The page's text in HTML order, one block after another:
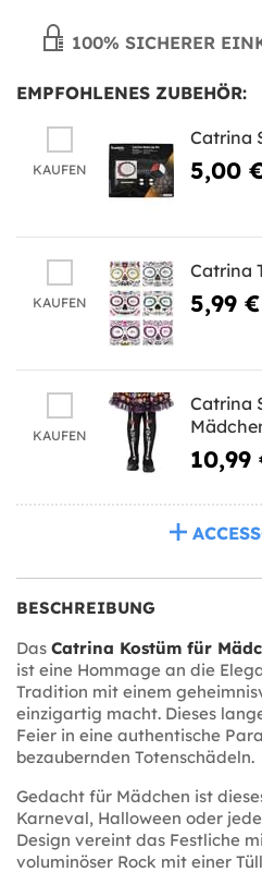
100% SICHERER
EMPFOHLENES ZUBEHÖR:
KAUFEN
Catrina
5,00
KAUFEN
Catrina
5,99 €
KAUFEN
Catrina
10,99
BESCHREIBUNG
Das Catrina Kostüm für
ist eine Hommage an die
Tradition mit einem
einzigartig macht. Dieses
Feier in eine authentische
bezaubernden Totenschädeln.
Gedacht für Mädchen ist
Karneval, Halloween oder
Design vereint das Festliche
voluminöser Rock mit einer